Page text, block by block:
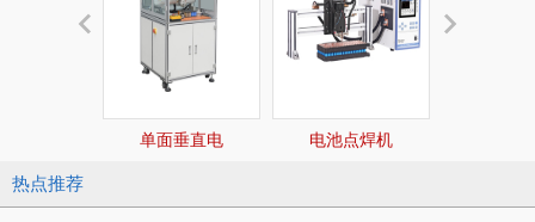
单面垂直电 电池点焊机
热点推荐